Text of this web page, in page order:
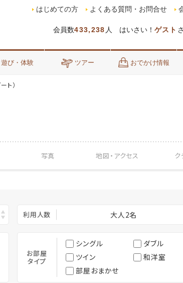
会員数433,238 人 はいさい！ ゲスト
はじめての方 よくある質問・お問合せ
遊び・体験 ツアー おでかけ情報
ト）
写真 地図・ アクセス ク
利用人数 大人2名
お部屋
タイプ
シングル
ダブル
ツイン
和洋室
部屋おまかせ